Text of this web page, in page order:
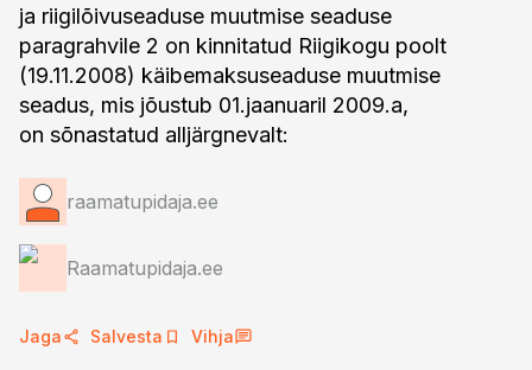
ja riigilõivuseaduse muutmise seaduse
paragrahvile 2 on kinnitatud Riigikogu poolt
(19.11.2008) käibemaksuseaduse muutmise
seadus, mis jõustub 01.jaanuaril 2009.a,
on sõnastatud alljärgnevalt:
raamatupidaja.ee
Raamatupidaja.ee
Jaga Salvesta Vihja